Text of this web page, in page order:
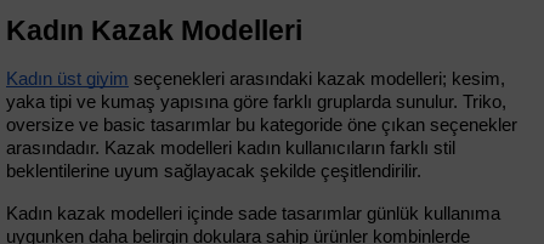
Kadın Kazak Modelleri
Kadın üst giyim seçenekleri arasındaki kazak modelleri; kesim,
yaka tipi ve kumaş yapısına göre farklı gruplarda sunulur. Triko,
oversize ve basic tasarımlar bu kategoride öne çıkan seçenekler
arasındadır. Kazak modelleri kadın kullanıcıların farklı stil
beklentilerine uyum sağlayacak şekilde çeşitlendirilir.
Kadın kazak modelleri içinde sade tasarımlar günlük kullanıma
uygunken daha belirgin dokulara sahip ürünler kombinlerde